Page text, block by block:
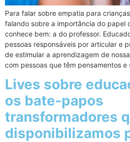
Para falar sobre empatia para
falando sobre a importância do papel
conhece bem: a do professor.
pessoas responsáveis por articular e
de estimular a aprendizagem de
com pessoas que têm pensamentos
Lives sobre
os bate-papos
transformadores
disponibilizamos